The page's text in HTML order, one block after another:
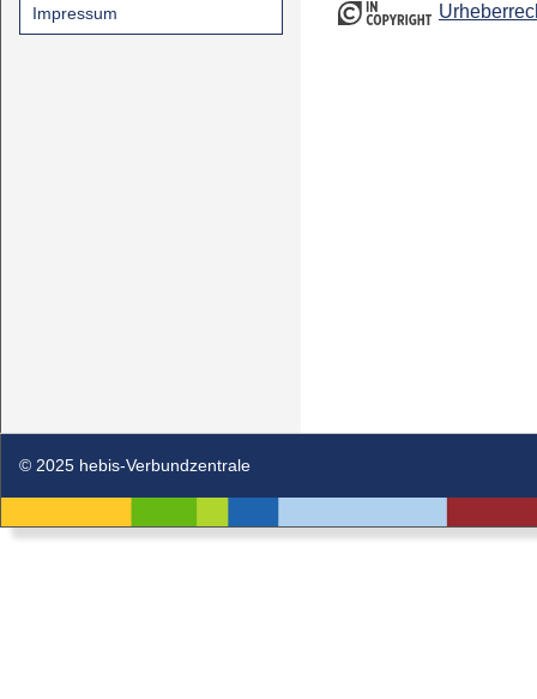
Impressum
© 2025 hebis-Verbundzentrale